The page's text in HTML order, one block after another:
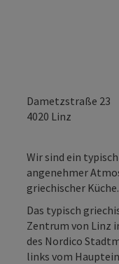
Dametzstraße 23
4020 Linz
Wir sind ein
angenehmer
griechischer Küche.
Das typisch
Zentrum von Linz
des Nordico
links vom